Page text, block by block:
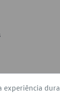
experiência